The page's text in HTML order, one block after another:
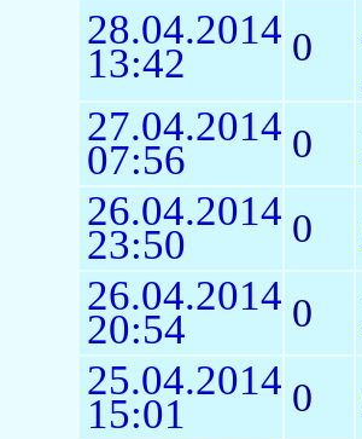
28.04.2014
13:42 0
27.04.2014
07:56 0
26.04.2014
23:50 0
26.04.2014
20:54 0
25.04.2014
15:01 0